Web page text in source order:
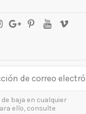
de baja en cualquier
ello, consulte